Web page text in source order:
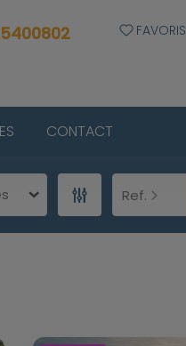
FAVORIS
CONTACT
Ref.